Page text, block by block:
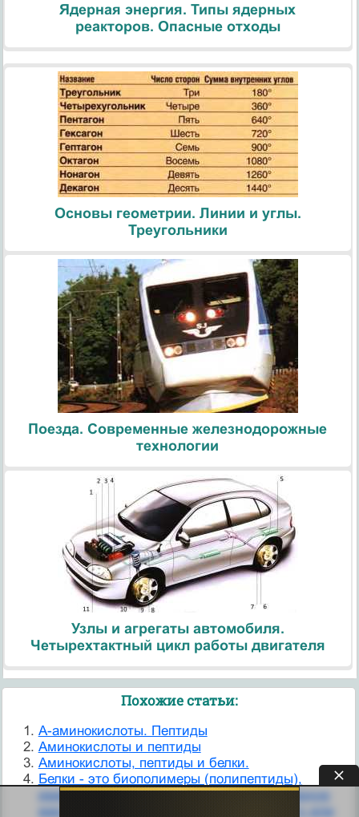
Ядерная энергия. Типы ядерных
реакторов. Опасные отходы
Основы геометрии. Линии и углы.
Треугольники
Поезда. Современные железнодорожные
технологии
Узлы и агрегаты автомобиля.
Четырехтактный цикл работы двигателя
Похожие статьи:
A-аминокислоты. Пептиды
Аминокислоты и пептиды
Аминокислоты, пептиды и белки.
Белки - это биополимеры (полипептиды),
имеющие достаточно высокую молекулярную
массу (более 5000 Да) и выполняющие ту или